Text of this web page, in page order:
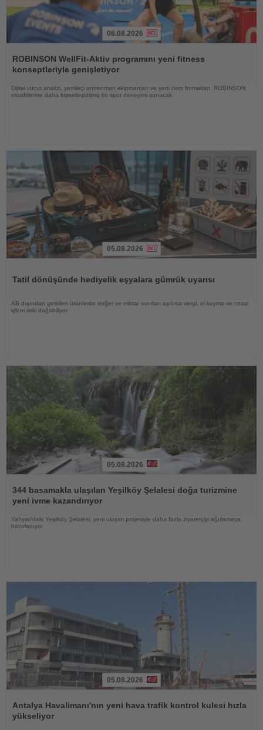
Oku
06.08.2026
ROBINSON WellFit-Aktiv programını yeni fitness
konseptleriyle genişletiyor
Dijital vücut analizi, yenilikçi antrenman ekipmanları ve yeni ders formatları, ROBINSON
misafirlerine daha kişiselleştirilmiş bir spor deneyimi sunacak
05.08.2026
Tatil dönüşünde hediyelik eşyalara gümrük uyarısı
AB dışından getirilen ürünlerde değer ve miktar sınırları aşılırsa vergi, el koyma ve cezai
işlem riski doğabiliyor
Oku
05.08.2026
344 basamakla ulaşılan Yeşilköy Şelalesi doğa turizmine
yeni ivme kazandırıyor
Yahyalı'daki Yeşilköy Şelalesi, yeni ulaşım projesiyle daha fazla ziyaretçiyi ağırlamaya
hazırlanıyor
Oku
05.08.2026
Antalya Havalimanı'nın yeni hava trafik kontrol kulesi hızla
yükseliyor